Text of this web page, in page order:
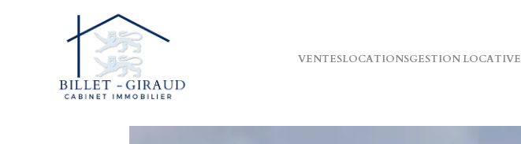
VENTESLOCATIONSGESTION LOCATIVE